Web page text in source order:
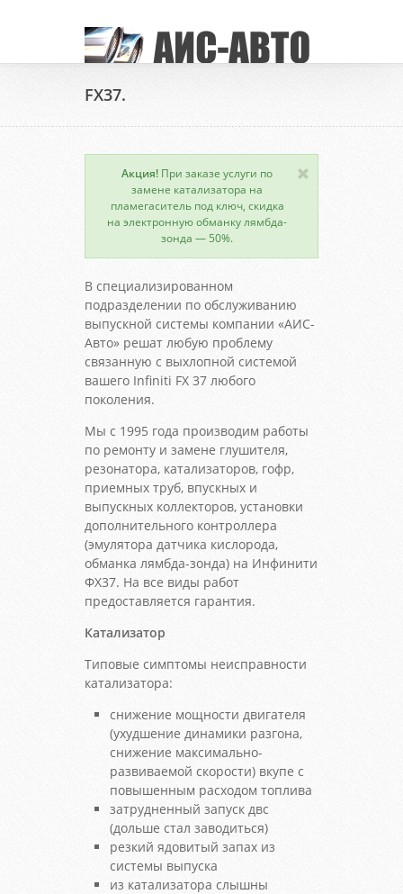
FX37.
Акция! При заказе услуги по
замене катализатора на
пламегаситель под ключ, скидка
на электронную обманку лямбда-
зонда — 50%.
В специализированном
подразделении по обслуживанию
выпускной системы компании «АИС-
Авто» решат любую проблему
связанную с выхлопной системой
вашего Infiniti FX 37 любого
поколения.
Мы с 1995 года производим работы
по ремонту и замене глушителя,
резонатора, катализаторов, гофр,
приемных труб, впускных и
выпускных коллекторов, установки
дополнительного контроллера
(эмулятора датчика кислорода,
обманка лямбда-зонда) на Инфинити
ФХ37. На все виды работ
предоставляется гарантия.
Катализатор
Типовые симптомы неисправности
катализатора:
снижение мощности двигателя
(ухудшение динамики разгона,
снижение максимально-
развиваемой скорости) вкупе с
повышенным расходом топлива
затрудненный запуск двс
(дольше стал заводиться)
резкий ядовитый запах из
системы выпуска
из катализатора слышны